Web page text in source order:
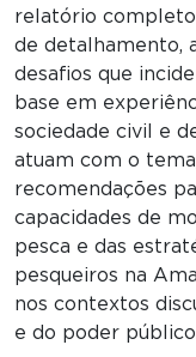
relatório
de detalhamento,
desafios que
base em
sociedade civil e
atuam com o
recomendações
capacidades de
pesca e das
pesqueiros na
nos contextos
e do poder